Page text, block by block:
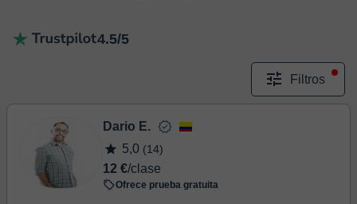
4.5/5
Filtros
Dario E.
5,0 (14)
12 €/clase
Ofrece prueba gratuita